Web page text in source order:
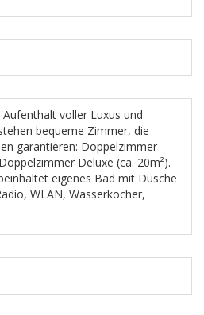
voller Luxus und
bequeme Zimmer, die
garantieren: Doppelzimmer
Deluxe (ca. 20m²).
eigenes Bad mit Dusche
WLAN, Wasserkocher,